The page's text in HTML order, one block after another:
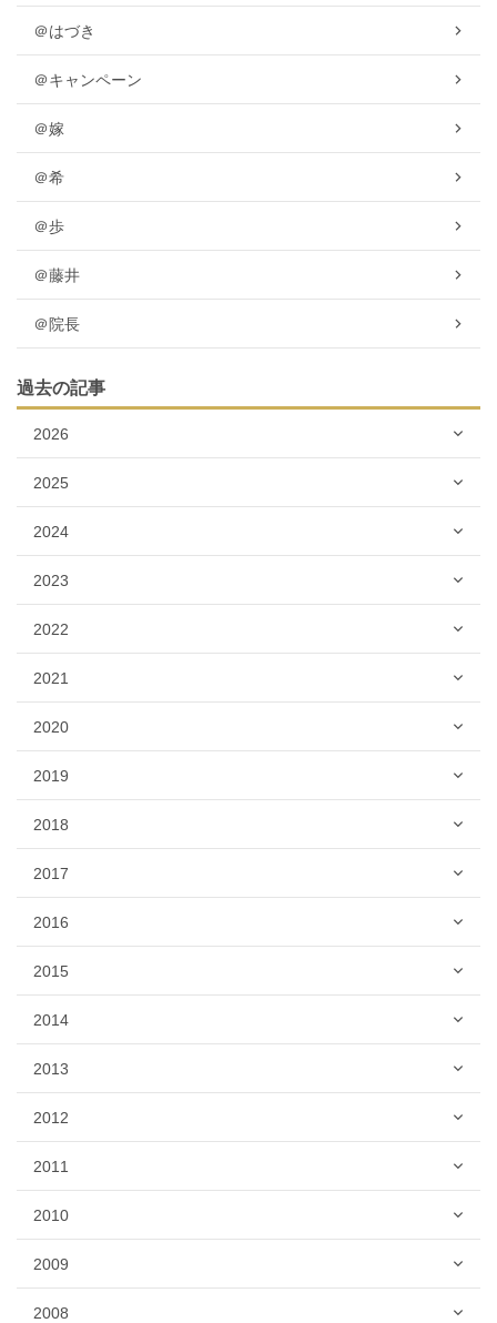
＠はづき
＠キャンペーン
＠嫁
＠希
＠歩
＠藤井
＠院長
過去の記事
2026
2025
2024
2023
2022
2021
2020
2019
2018
2017
2016
2015
2014
2013
2012
2011
2010
2009
2008